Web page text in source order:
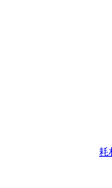
耗